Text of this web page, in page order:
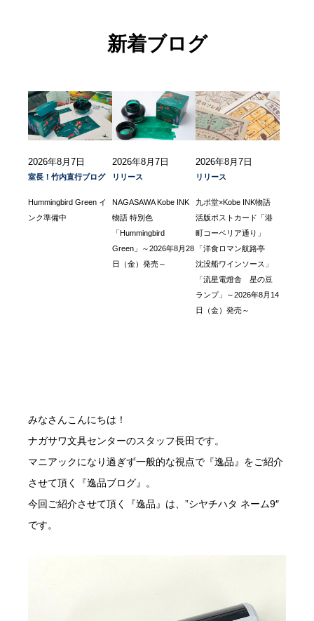
新着ブログ
2026年8月7日
室長！竹内直行ブログ
Hummingbird Green イ
ンク準備中
2026年8月7日
リリース
NAGASAWA Kobe INK
物語 特別色
「Hummingbird
Green」～2026年8月28
日（金）発売～
2026年8月7日
リリース
九ポ堂×Kobe INK物語
活版ポストカード「港
町コーベリア通り」
「洋食ロマン航路亭
沈没船ワインソース」
「流星電燈舎 星の豆
ランプ」～2026年8月14
日（金）発売～
みなさんこんにちは！
ナガサワ文具センターのスタッフ長田です。
マニアックになり過ぎず一般的な視点で『逸品』をご紹介
させて頂く『逸品ブログ』。
今回ご紹介させて頂く『逸品』は、”シヤチハタ ネーム9″
です。